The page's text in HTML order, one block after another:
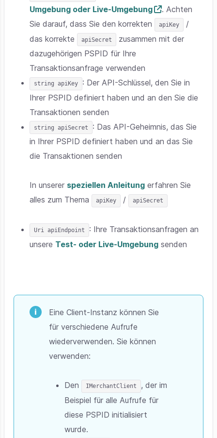
Umgebung oder Live-Umgebung
. Achten
Sie darauf, dass Sie den korrekten
apiKey
/
das korrekte
apiSecret
zusammen mit der
dazugehörigen PSPID für Ihre
Transaktionsanfrage verwenden
string apiKey
: Der API-Schlüssel, den Sie in
Ihrer PSPID definiert haben und an den Sie die
Transaktionen senden
string apiSecret
: Das API-Geheimnis, das Sie
in Ihrer PSPID definiert haben und an das Sie
die Transaktionen senden
In unserer speziellen Anleitung erfahren Sie
alles zum Thema
apiKey / apiSecret
Uri apiEndpoint
: Ihre Transaktionsanfragen an
unsere Test- oder Live-Umgebung senden
Eine Client-Instanz können Sie
für verschiedene Aufrufe
wiederverwenden. Sie können
verwenden:
Den IMerchantClient
, der im
Beispiel für alle Aufrufe für
diese PSPID initialisiert
wurde.